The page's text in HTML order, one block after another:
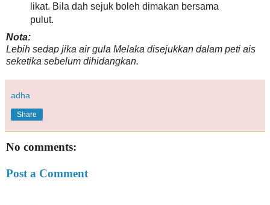
likat. Bila dah sejuk boleh dimakan bersama
pulut.
Nota:
Lebih sedap jika air gula Melaka disejukkan dalam peti ais
seketika sebelum dihidangkan.
adha
Share
No comments:
Post a Comment